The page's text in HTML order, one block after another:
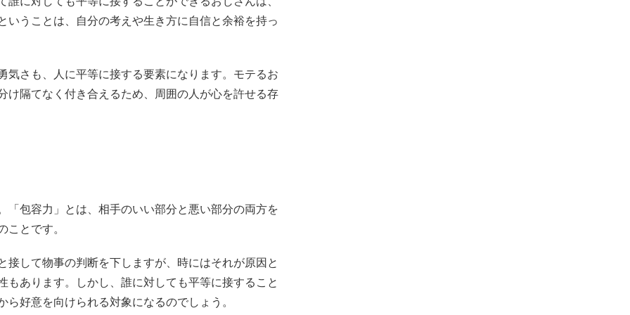
いうことは、自分の考えや生き方に自信と余裕を持っ
気さも、人に平等に接する要素になります。モテるお
け隔てなく付き合えるため、周囲の人が心を許せる存
「包容力」とは、相手のいい部分と悪い部分の両方を
とです。
接して物事の判断を下しますが、時にはそれが原因と
もあります。しかし、誰に対しても平等に接すること
好意を向けられる対象になるのでしょう。